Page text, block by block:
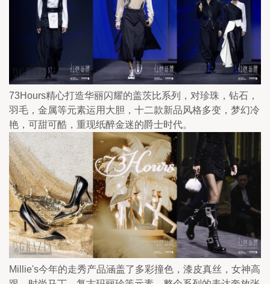
73Hours精心打造华丽闪耀的盖茨比系列，对珍珠，钻石，
羽毛，金属等元素运用大胆，十二款新品风格多变，梦幻冷
艳，可甜可酷，重现纸醉金迷的爵士时代。
Millie's今年的走秀产品涵盖了多彩撞色，漆皮真丝，女神高